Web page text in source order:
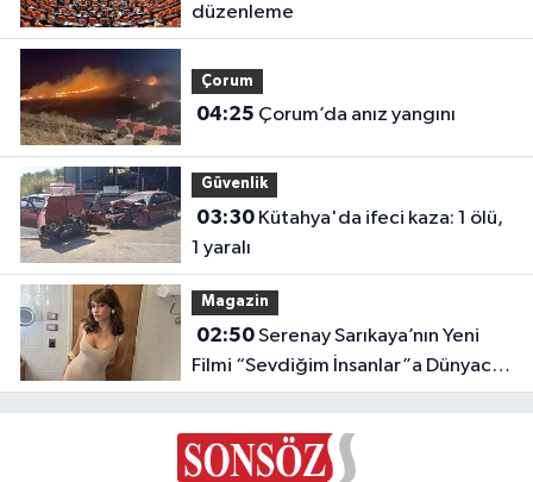
düzenleme
Çorum
04:25 Çorum’da anız yangını
Güvenlik
03:30Kütahya'da ifeci kaza: 1 ölü,
1 yaralı
Magazin
02:50Serenay Sarıkaya’nın Yeni
Filmi “Sevdiğim İnsanlar”a Dünyaca
Ünlü Oyuncu